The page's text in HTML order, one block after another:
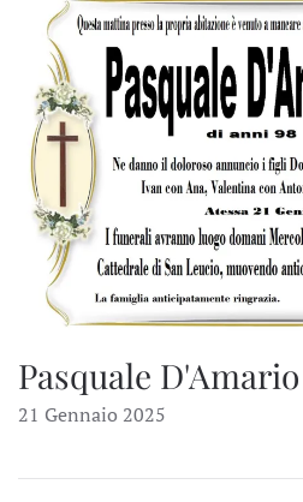
Pasquale D'Amario
21 Gennaio 2025